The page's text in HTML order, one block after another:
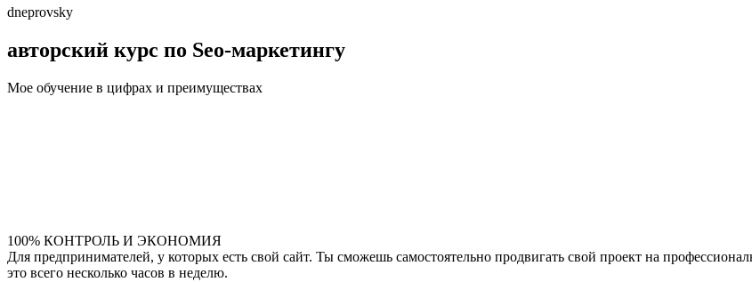
dneprovsky
авторский курс по Seo-маркетингу
Мое обучение в цифрах и преимуществах
100% КОНТРОЛЬ И ЭКОНОМИЯ
Для предпринимателей, у которых есть свой сайт. Ты сможешь самостоятельно продвигать свой проект на
это всего несколько часов в неделю.